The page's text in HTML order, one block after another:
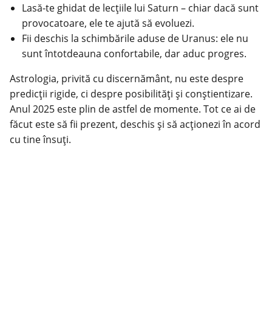
Lasă-te ghidat de lecțiile lui Saturn – chiar dacă sunt
provocatoare, ele te ajută să evoluezi.
Fii deschis la schimbările aduse de Uranus: ele nu
sunt întotdeauna confortabile, dar aduc progres.
Astrologia, privită cu discernământ, nu este despre
predicții rigide, ci despre posibilități și conștientizare.
Anul 2025 este plin de astfel de momente. Tot ce ai de
făcut este să fii prezent, deschis și să acționezi în acord
cu tine însuți.